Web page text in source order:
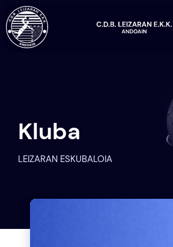
Kluba
LEIZARAN ESKUBALOIA